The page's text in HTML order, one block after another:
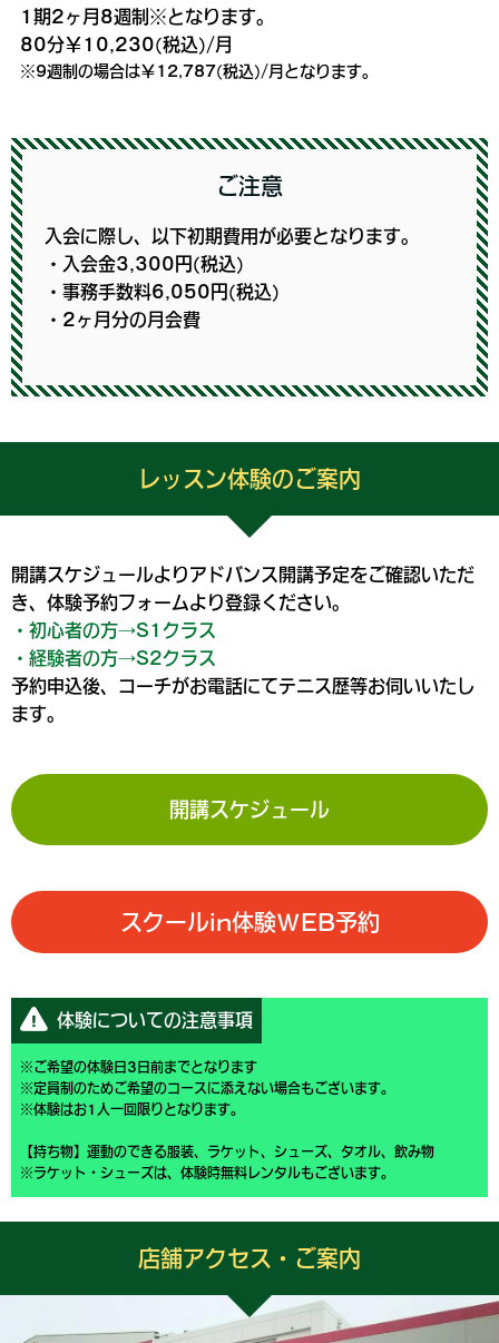
1期2ヶ月8週制※となります。
80分￥10,230(税込)/月
※9週制の場合は￥12,787(税込)/月となります。
ご注意
入会に際し、以下初期費用が必要となります。
・入会金3,300円(税込)
・事務手数料6,050円(税込)
・2ヶ月分の月会費
レッスン体験のご案内
開講スケジュールよりアドバンス開講予定をご確認いただ
き、体験予約フォームより登録ください。
・初心者の方→S1クラス
・経験者の方→S2クラス
予約申込後、コーチがお電話にてテニス歴等お伺いいたし
ます。
開講スケジュール
スクールin体験WEB予約
体験についての注意事項
※ご希望の体験日3日前までとなります
※定員制のためご希望のコースに添えない場合もございます。
※体験はお1人一回限りとなります。
【持ち物】運動のできる服装、ラケット、シューズ、タオル、飲み物
※ラケット・シューズは、体験時無料レンタルもございます。
店舗アクセス・ご案内